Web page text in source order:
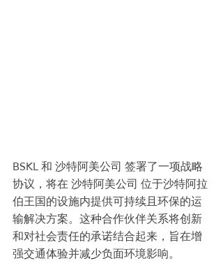
BSKL 和 沙特阿美公司 签署了一项战略
协议，将在 沙特阿美公司 位于沙特阿拉
伯王国的设施内提供可持续且环保的运
输解决方案。这种合作伙伴关系将创新
和对社会责任的承诺结合起来，旨在增
强交通体验并减少负面环境影响。